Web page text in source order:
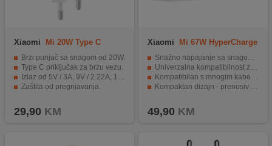
Xiaomi Mi 20W Type C
Brzi punjač sa snagom od 20W.
Type C priključak za brzu vezu.
Izlaz od 5V / 3A, 9V / 2.22A, 12V / 1.67A.
Zaštita od pregrijavanja.
29,90 KM
Xiaomi Mi 67W HyperCharge
Snažno napajanje sa snagom punjenja do 67 W
Univerzalna kompatibilnost zahvaljujući USB-A
Kompatibilan s mnogim kabelima i uređajima
Kompaktan dizajn - prenosiv i štedi prostor
49,90 KM